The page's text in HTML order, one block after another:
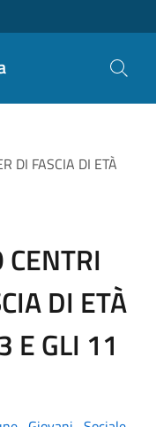
DI FASCIA DI ETÀ
DI ETÀ
E GLI 11